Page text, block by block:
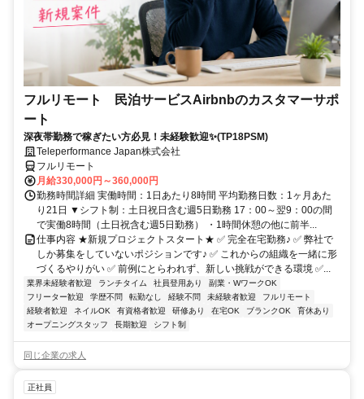
フルリモート 民泊サービスAirbnbのカスタマーサポ
ート
深夜帯勤務で稼ぎたい方必見！未経験歓迎✨(TP18PSM)
Teleperformance Japan株式会社
フルリモート
月給330,000円～360,000円
勤務時間詳細 実働時間：1日あたり8時間 平均勤務日数：1ヶ月あた
り21日 ▼シフト制：土日祝日含む週5日勤務 17：00～翌9：00の間
で実働8時間（土日祝含む週5日勤務） ・1時間休憩の他に前半...
仕事内容 ★新規プロジェクトスタート★ ✅ 完全在宅勤務♪ ✅ 弊社で
しか募集をしていないポジションです♪ ✅ これからの組織を一緒に形
づくるやりがい ✅ 前例にとらわれず、新しい挑戦ができる環境 ✅...
業界未経験者歓迎 ランチタイム 社員登用あり
副業・WワークOK
フリーター歓迎
学歴不問 転勤なし 経験不問 未経験者歓迎
フルリモート
経験者歓迎
ネイルOK 有資格者歓迎 研修あり 在宅OK ブランクOK
育休あり
オープニングスタッフ
長期歓迎 シフト制
同じ企業の求人
正社員